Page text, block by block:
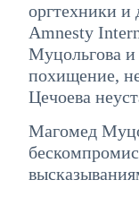
оргтехники
Amnesty
Муцольгова и
похищение,
Цечоева
Магомед